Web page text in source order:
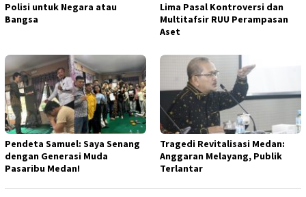
Polisi untuk Negara atau
Bangsa
Lima Pasal Kontroversi dan
Multitafsir RUU Perampasan
Aset
Pendeta Samuel: Saya Senang
dengan Generasi Muda
Pasaribu Medan!
Tragedi Revitalisasi Medan:
Anggaran Melayang, Publik
Terlantar